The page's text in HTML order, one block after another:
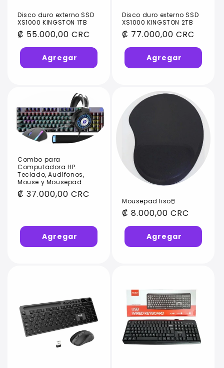
Disco duro externo SSD
XS1000 KINGSTON 1TB
Precio
habitual
₡ 55.000,00 CRC
Disco duro externo SSD
XS1000 KINGSTON 2TB
Precio
habitual
₡ 77.000,00 CRC
Combo para
Computadora HP:
Teclado, Audífonos,
Mouse y Mousepad
Precio
₡ 37.000,00 CRC
Mousepad liso🖱️
Precio
habitual
₡ 8.000,00 CRC